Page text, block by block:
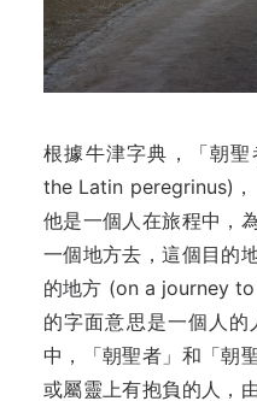
根據牛津字典，「朝
the Latin peregrinus)，
他是一個人在旅程中，
一個地方去，這個目的
的地方 (on a journey
的字面意思是一個人
中，「朝聖者」和「朝
或屬靈上有抱負的人，